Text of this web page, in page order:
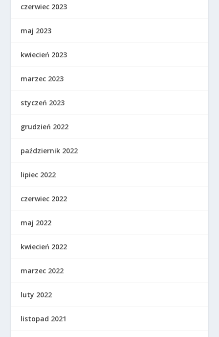
czerwiec 2023
maj 2023
kwiecień 2023
marzec 2023
styczeń 2023
grudzień 2022
październik 2022
lipiec 2022
czerwiec 2022
maj 2022
kwiecień 2022
marzec 2022
luty 2022
listopad 2021